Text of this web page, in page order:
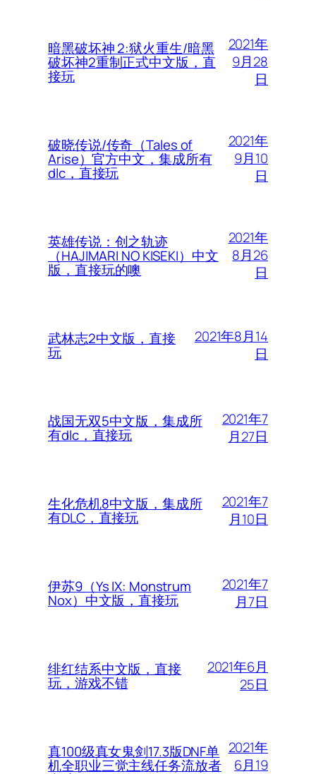
暗黑破坏神 2:狱火重生/暗黑
破坏神2重制正式中文版，直
接玩
2021年
9月28
日
破晓传说/传奇（Tales of
Arise）官方中文，集成所有
dlc，直接玩
2021年
9月10
日
英雄传说：创之轨迹
（HAJIMARI NO KISEKI）中文
版，直接玩的噢
2021年
8月26
日
武林志2中文版，直接
玩
2021年8月14
日
战国无双5中文版，集成所
有dlc，直接玩
2021年7
月27日
生化危机8中文版，集成所
有DLC，直接玩
2021年7
月10日
伊苏9（Ys IX: Monstrum
Nox）中文版，直接玩
2021年7
月7日
绯红结系中文版，直接
玩，游戏不错
2021年6月
25日
真100级真女鬼剑17.3版DNF单
机全职业三觉主线任务流放者
2021年
6月19